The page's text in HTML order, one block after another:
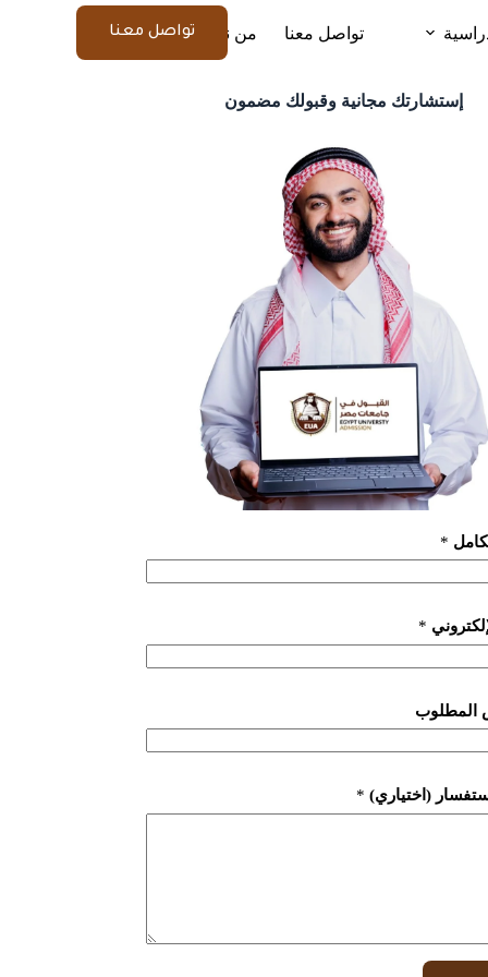
تواصل معنا من نحن المزيد
تواصل معنا
إستشارتك مجانية وقبولك مضمون
*
*
المطلوب
(اختياري) *